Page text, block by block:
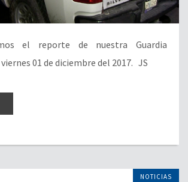
el reporte de nuestra Guardia
01 de diciembre del 2017. JS
NOTICIAS